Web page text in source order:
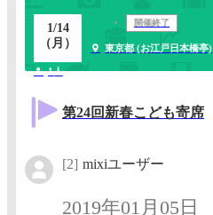
1/14
（月）
開催終了
東京都 (お江戸日本橋亭)
1人
第24回新春こども寄席
[2] mixiユーザー
2019年01月05日